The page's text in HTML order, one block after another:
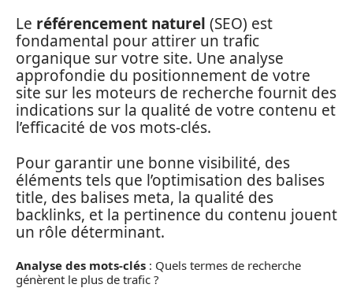
Le référencement naturel (SEO) est
fondamental pour attirer un trafic
organique sur votre site. Une analyse
approfondie du positionnement de votre
site sur les moteurs de recherche fournit des
indications sur la qualité de votre contenu et
l’efficacité de vos mots-clés.
Pour garantir une bonne visibilité, des
éléments tels que l’optimisation des balises
title, des balises meta, la qualité des
backlinks, et la pertinence du contenu jouent
un rôle déterminant.
Analyse des mots-clés : Quels termes de recherche
génèrent le plus de trafic ?